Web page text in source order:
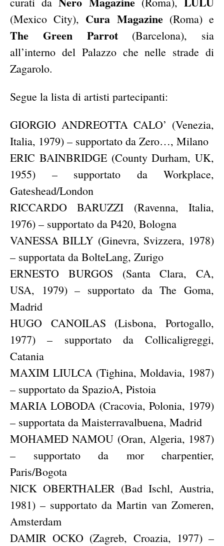
(Mexico City), Cura Magazine(Roma) e
The Green Parrot(Barcelona), sia
all’interno del Palazzo che nelle strade di
Zagarolo.
Segue la lista di artisti partecipanti:
GIORGIO ANDREOTTA CALO’ (Venezia,
Italia, 1979) – supportato da Zero…, Milano
ERIC BAINBRIDGE (County Durham, UK,
1955) – supportato da Workplace,
Gateshead/London
RICCARDO BARUZZI (Ravenna, Italia,
1976) – supportato da P420, Bologna
VANESSA BILLY (Ginevra, Svizzera, 1978)
– supportata da BolteLang, Zurigo
ERNESTO BURGOS (Santa Clara, CA,
USA, 1979) – supportato da The Goma,
Madrid
HUGO CANOILAS (Lisbona, Portogallo,
1977) – supportato da Collicaligreggi,
Catania
MAXIM LIULCA (Tighina, Moldavia, 1987)
– supportato da SpazioA, Pistoia
MARIA LOBODA (Cracovia, Polonia, 1979)
– supportata da Maisterravalbuena, Madrid
MOHAMED NAMOU (Oran, Algeria, 1987)
– supportato da mor charpentier,
Paris/Bogota
NICK OBERTHALER (Bad Ischl, Austria,
1981) – supportato da Martin van Zomeren,
Amsterdam
DAMIR OCKO (Zagreb, Croazia, 1977) –